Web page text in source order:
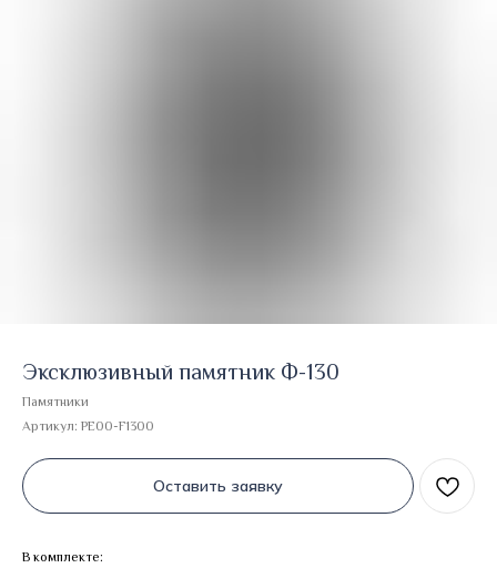
Эксклюзивный памятник Ф-130
Памятники
Артикул: PE00-F1300
Оставить заявку
В комплекте: